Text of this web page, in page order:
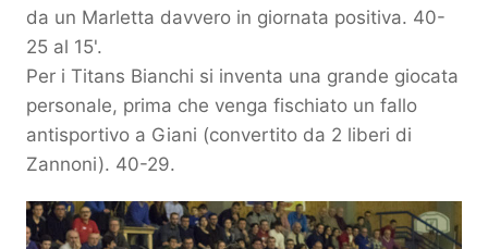
da un Marletta davvero in giornata positiva. 40-
25 al 15'.
Per i Titans Bianchi si inventa una grande giocata
personale, prima che venga fischiato un fallo
antisportivo a Giani (convertito da 2 liberi di
Zannoni). 40-29.